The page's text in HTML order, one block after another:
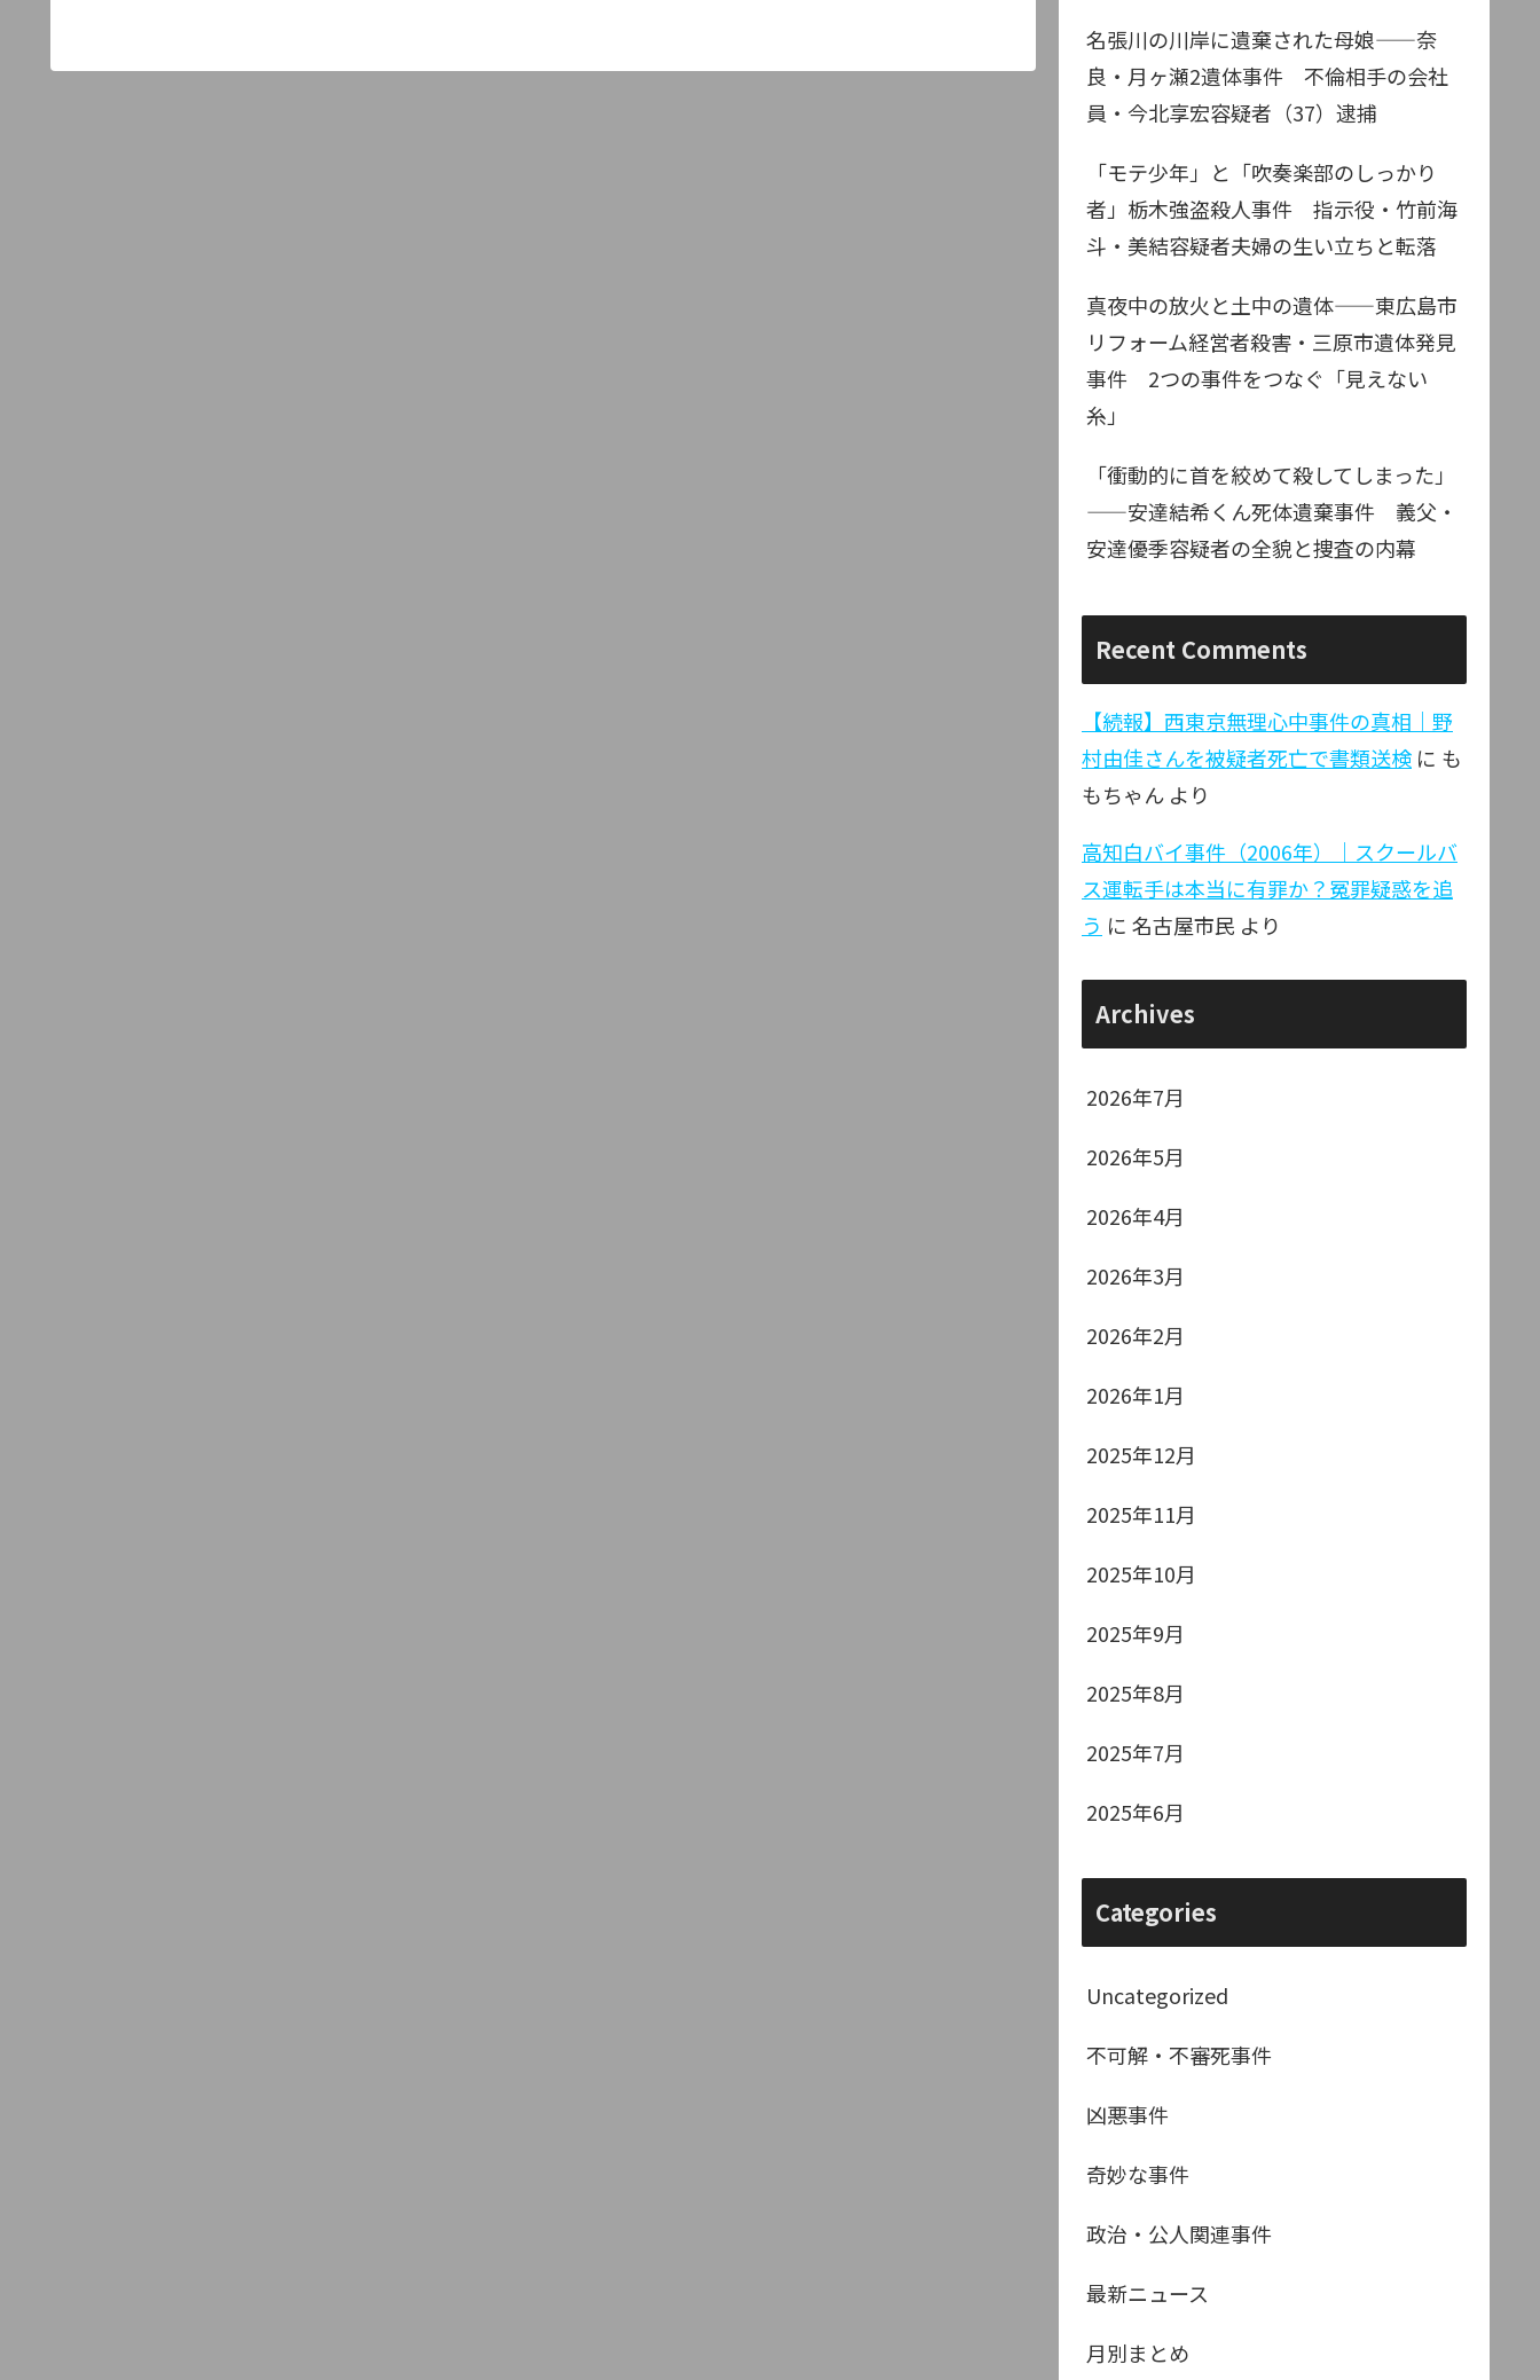
名張川の川岸に遺棄された母娘——奈
良・月ヶ瀬2遺体事件 不倫相手の会社
員・今北享宏容疑者（37）逮捕
「モテ少年」と「吹奏楽部のしっかり
者」栃木強盗殺人事件 指示役・竹前海
斗・美結容疑者夫婦の生い立ちと転落
真夜中の放火と土中の遺体——東広島市
リフォーム経営者殺害・三原市遺体発見
事件 2つの事件をつなぐ「見えない
糸」
「衝動的に首を絞めて殺してしまった」
——安達結希くん死体遺棄事件 義父・
安達優季容疑者の全貌と捜査の内幕
Recent Comments
【続報】西東京無理心中事件の真相｜野
村由佳さんを被疑者死亡で書類送検 に も
もちゃん より
高知白バイ事件（2006年）｜スクールバ
ス運転手は本当に有罪か？冤罪疑惑を追
う に 名古屋市民 より
Archives
2026年7月
2026年5月
2026年4月
2026年3月
2026年2月
2026年1月
2025年12月
2025年11月
2025年10月
2025年9月
2025年8月
2025年7月
2025年6月
Categories
Uncategorized
不可解・不審死事件
凶悪事件
奇妙な事件
政治・公人関連事件
最新ニュース
月別まとめ